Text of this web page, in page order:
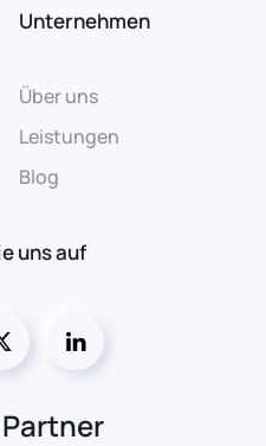
Unternehmen
Über uns
Leistungen
Blog
uns auf